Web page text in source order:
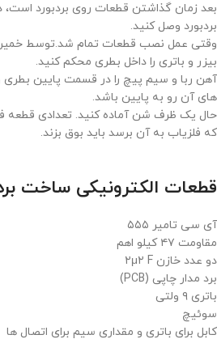
بعد زمان گذاشتن قطعات روی بردبورد است،
بردبورد وصل کنید.
وقتی عمل نصب قطعات تمام شد.توسط خمیر
بیزر و باتری را داخل بطری محکم کنید.
آهن ربا و سیم پیچ را در قسمت پایین بطری
های آن رو به پایین باشد.
حال یک ظرف شن آماده کنید. تعدادی قطعه
که فلزیاب به آن برسد باید بوق بزند.
قطعات الکترونیکی ساخت
آی سی تامیر ۵۵۵
مقاومت ۴۷ کیلو اهم
دو عدد خازن ۲μ۲ F
برد مدار چاپی (PCB)
باتری ۹ ولتی
سوئیچ
کابل برای باتری و مقداری سیم برای اتصال ها